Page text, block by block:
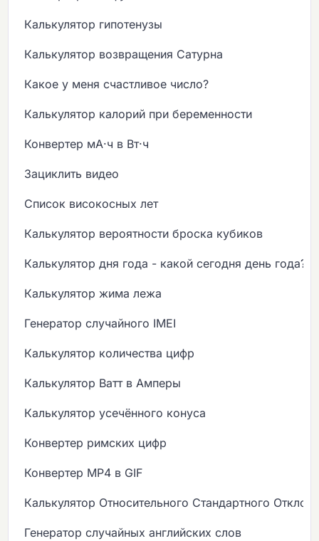
Калькулятор гипотенузы
Калькулятор возвращения Сатурна
Какое у меня счастливое число?
Калькулятор калорий при беременности
Конвертер мА·ч в Вт·ч
Зациклить видео
Список високосных лет
Калькулятор вероятности броска кубиков
Калькулятор дня года - какой сегодня день года?
Калькулятор жима лежа
Генератор случайного IMEI
Калькулятор количества цифр
Калькулятор Ватт в Амперы
Калькулятор усечённого конуса
Конвертер римских цифр
Конвертер MP4 в GIF
Калькулятор Относительного Стандартного
Генератор случайных английских слов